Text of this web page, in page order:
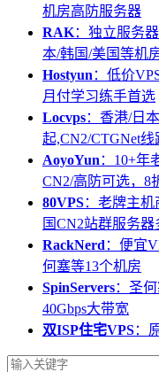
机房高防服务器
RAK：独立服务
本/韩国/美国等机
Hostyun ：低价
月付学习练手首选
Locvps：香港/日
起,CN2/CTGNet线
AoyoYun ：10+年
CN2/高防可选，8
80VPS：老牌主
国CN2站群服务
RackNerd ：便宜
何塞等13个机房
SpinServers：圣
40Gbps大带宽
双ISP住宅VPS：